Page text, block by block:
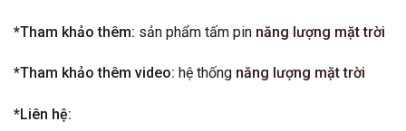
*Tham khảo thêm: sản phẩm tấm pin năng lượng mặt trời
*Tham khảo thêm video: hệ thống năng lượng mặt trời
*Liên hệ: